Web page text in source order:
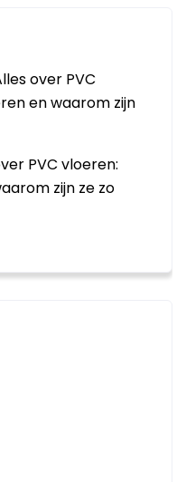
over PVC
en waarom zijn
PVC vloeren:
zijn ze zo